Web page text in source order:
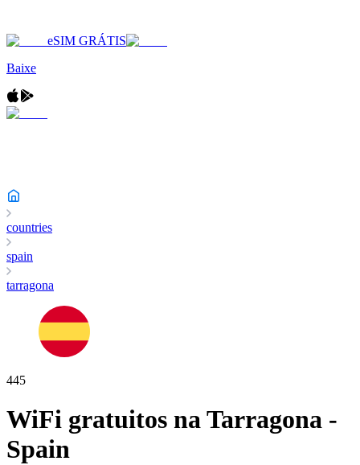
eSIM GRÁTIS
Baixe
countries
spain
tarragona
445
WiFi gratuitos naTarragona -
Spain